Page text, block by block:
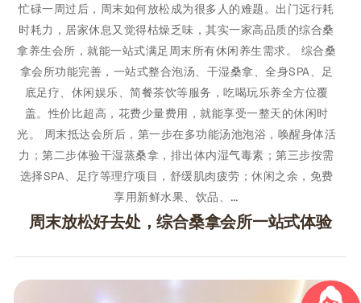
忙碌一周过后，周末如何放松成为很多人的难题。出门远行耗
时耗力，居家休息又觉得枯燥乏味，其实一家高品质的综合桑
拿养生会所，就能一站式满足周末所有休闲养生需求。 综合桑
拿会所功能完善，一站式整合泡汤、干湿桑拿、全身SPA、足
底足疗、休闲娱乐、简餐茶饮等服务，吃喝玩乐养全方位覆
盖。性价比超高，花费少量费用，就能享受一整天的休闲时
光。 周末抵达会所后，第一步在多功能汤池泡浴，唤醒身体活
力；第二步体验干湿蒸桑拿，排出体内湿气毒素；第三步按需
选择SPA、足疗等理疗项目，舒缓肌肉疲劳；休闲之余，免费
享用新鲜水果、饮品、…
周末放松好去处，综合桑拿会所一站式体验